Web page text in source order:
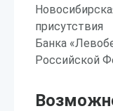
присутствия
Банка
Российской